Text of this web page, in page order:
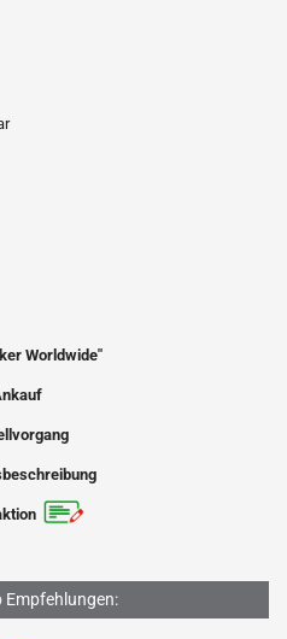
Worldwide"
Empfehlungen: